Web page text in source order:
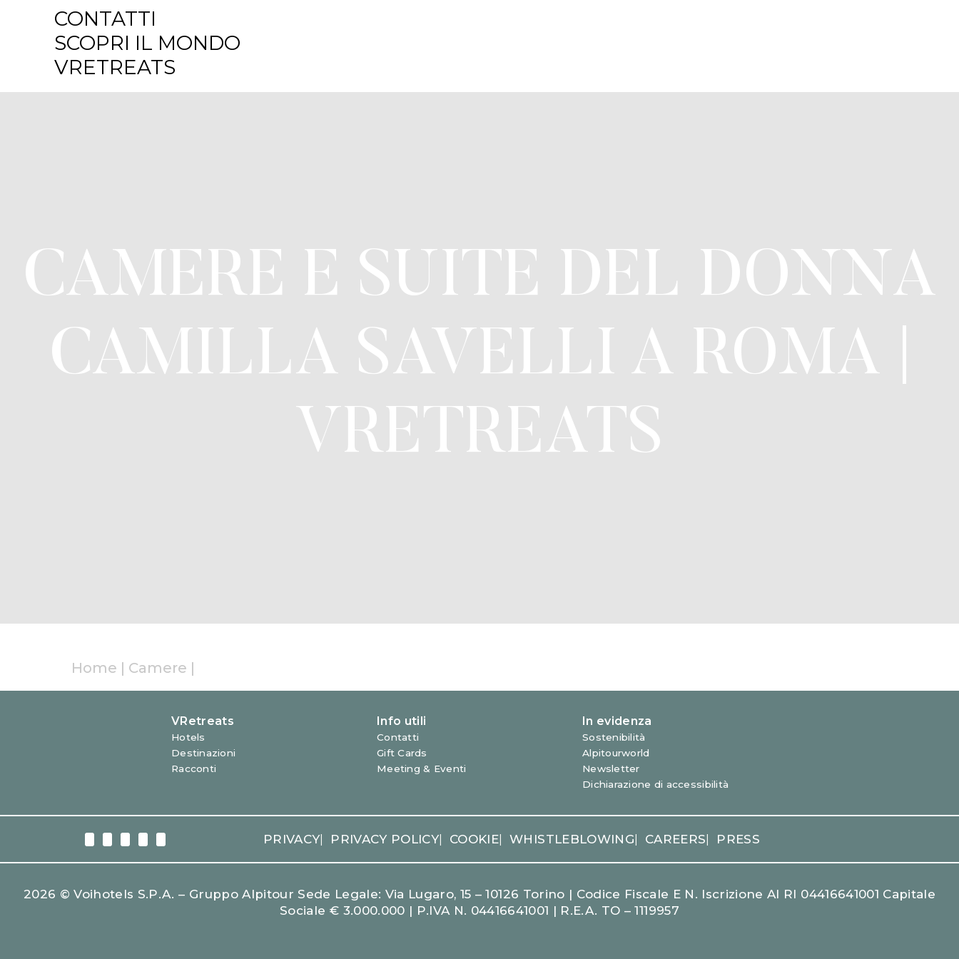
CONTATTI
SCOPRI IL MONDO
VRETREATS
CAMERE E SUITE DEL DONNA
CAMILLA SAVELLI A ROMA |
VRETREATS
Home | Camere |
PRIVACY PRIVACY POLICY COOKIE WHISTLEBLOWING CAREERS PRESS
2026 © Voihotels S.p.A. – Gruppo Alpitour Sede Legale: Via Lugaro, 15 – 10126 Torino | Codice Fiscale E N. Iscrizione Al RI 04416641001 Capitale
Sociale € 3.000.000 | P.IVA N. 04416641001 | R.E.A. TO – 1119957